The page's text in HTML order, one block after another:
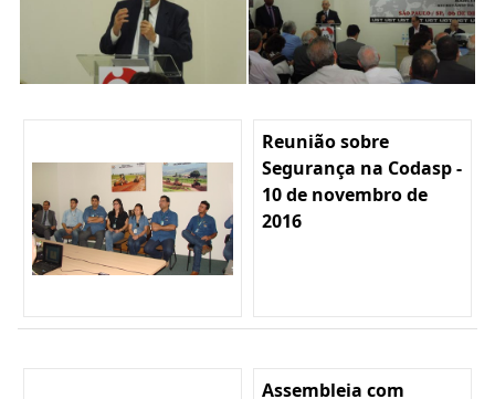
Reunião sobre
Segurança na Codasp -
10 de novembro de
2016
Assembleia com